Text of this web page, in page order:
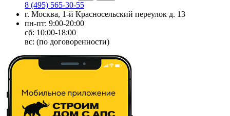
8 (495) 565-30-55
г. Москва, 1-й Красносельский переулок д. 13
пн-пт: 9:00-20:00
сб: 10:00-18:00
вс: (по договоренности)